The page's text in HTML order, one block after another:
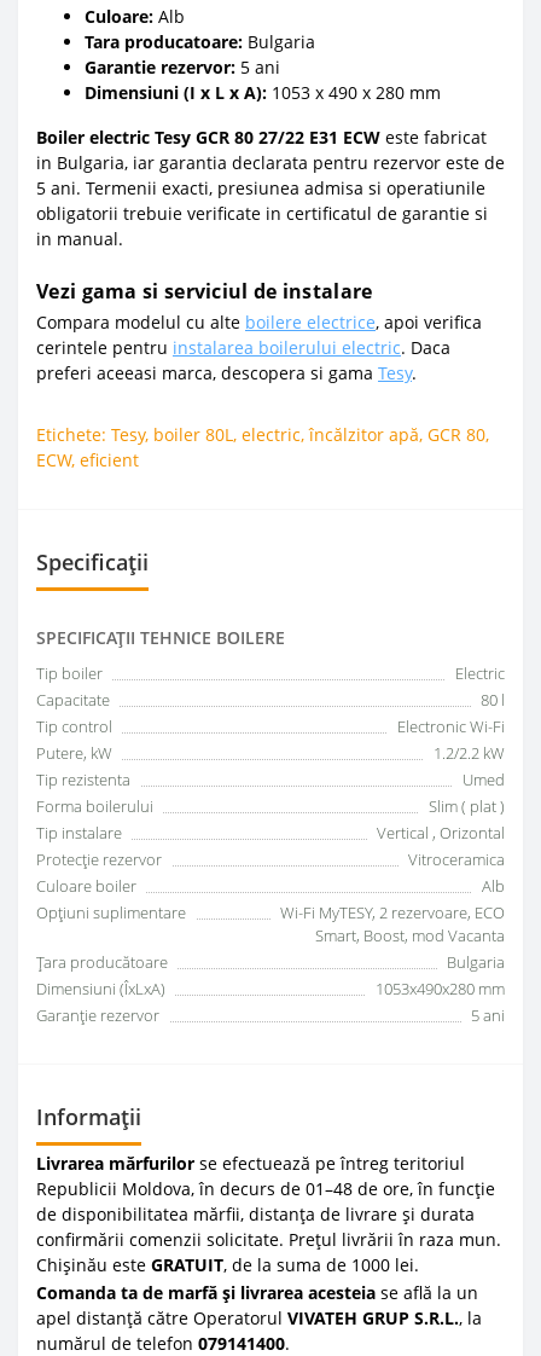
Culoare: Alb
Tara producatoare: Bulgaria
Garantie rezervor: 5 ani
Dimensiuni (I x L x A): 1053 x 490 x 280 mm
Boiler electric Tesy GCR 80 27/22 E31 ECW este fabricat
in Bulgaria, iar garantia declarata pentru rezervor este de
5 ani. Termenii exacti, presiunea admisa si operatiunile
obligatorii trebuie verificate in certificatul de garantie si
in manual.
Vezi gama si serviciul de instalare
Compara modelul cu alte boilere electrice, apoi verifica
cerintele pentru instalarea boilerului electric. Daca
preferi aceeasi marca, descopera si gama Tesy.
Etichete: Tesy, boiler 80L , electric,încălzitor apă, GCR 80,
ECW, eficient
Specificații
SPECIFICAŢII TEHNICE BOILERE
Tip boiler
Electric
Capacitate
80 l
Tip control
Electronic Wi-Fi
Putere, kW
1.2/2.2 kW
Tip rezistenta
Umed
Forma boilerului
Slim ( plat )
Tip instalare
Vertical , Orizontal
Protecție rezervor
Vitroceramica
Culoare boiler
Alb
Opțiuni suplimentare
Wi-Fi MyTESY, 2 rezervoare, ECO
Smart, Boost, mod Vacanta
Țara producătoare
Bulgaria
Dimensiuni (ÎxLxA)
1053x490x280 mm
Garanţie rezervor
5 ani
Informații
Livrarea mărfurilor se efectuează pe întreg teritoriul
Republicii Moldova, în decurs de 01–48 de ore, în funcție
de disponibilitatea mărfii, distanța de livrare și durata
confirmării comenzii solicitate. Prețul livrării în raza mun.
Chișinău este GRATUIT, de la suma de 1000 lei.
Comanda ta de marfă și livrarea acesteia se află la un
apel distanță către Operatorul VIVATEH GRUP S.R.L., la
numărul de telefon 079141400.